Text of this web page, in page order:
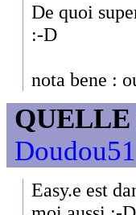
De quoi
:-D
nota bene :
QUELLE
Easy.e est